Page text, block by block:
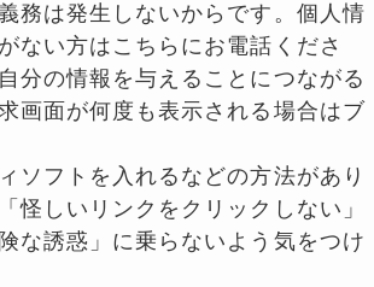
務は発生しないからです。個人情
ない方はこちらにお電話くださ
分の情報を与えることにつながる
画面が何度も表示される場合はブ
ソフトを入れるなどの方法があり
怪しいリンクをクリックしない」
な誘惑」に乗らないよう気をつけ